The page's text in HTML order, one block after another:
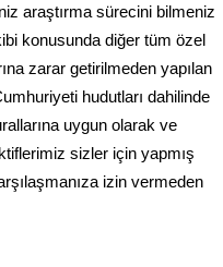
araştırma sürecini bilmeniz
konusunda diğer tüm özel
zarar getirilmeden yapılan
hudutları dahilinde
uygun olarak ve
sizler için yapmış
izin vermeden